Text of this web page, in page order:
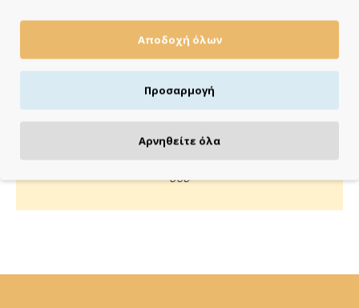
Πιστωτική/χρεωστική κάρτα, αντικαταβολή ή κατάθεση
Κάλεσέ μας ή στείλε μας email για οποιαδήποτε απορία
σου
Αποδοχή όλων
Προσαρμογή
Αρνηθείτε όλα